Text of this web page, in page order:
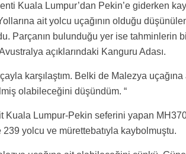
Kuala Lumpur’dan Pekin’e giderken
ait yolcu uçağının olduğu
Parçanın bulunduğu yer ise tahminlerin
açıklarındaki Kanguru Adası.
karşılaştım. Belki de Malezya uçağına
olabileceğini düşündüm. “
Kuala Lumpur-Pekin seferini yapan
239 yolcu ve mürettebatıyla kaybolmuştu.